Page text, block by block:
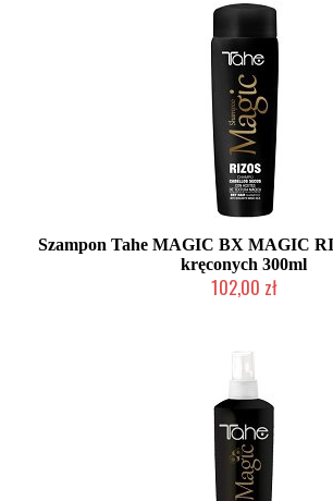
Szampon Tahe MAGIC BX MAGIC
kręconych 300ml
102,00 zł